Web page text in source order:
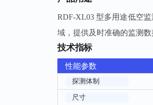
RDF-XL03 型多用途低空
域， 提供及时准确的监测
技术指标
性能参数
探测体制
尺寸